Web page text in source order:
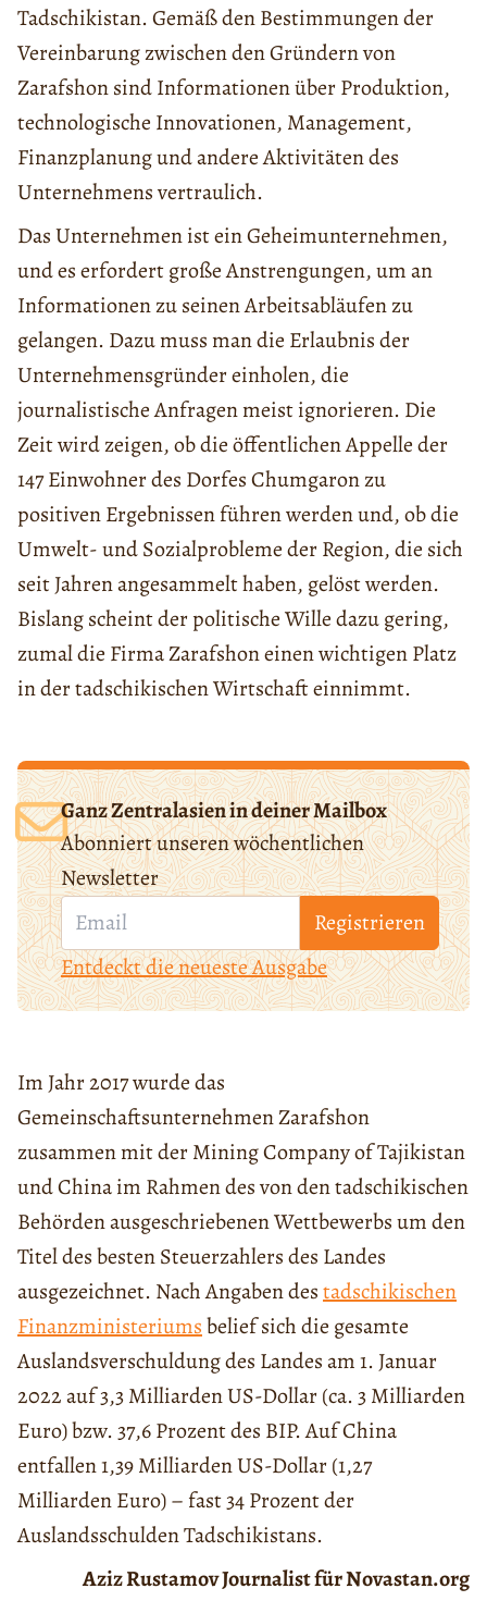
Tadschikistan. Gemäß den Bestimmungen der
Vereinbarung zwischen den Gründern von
Zarafshon sind Informationen über Produktion,
technologische Innovationen, Management,
Finanzplanung und andere Aktivitäten des
Unternehmens vertraulich.
Das Unternehmen ist ein Geheimunternehmen,
und es erfordert große Anstrengungen, um an
Informationen zu seinen Arbeitsabläufen zu
gelangen. Dazu muss man die Erlaubnis der
Unternehmensgründer einholen, die
journalistische Anfragen meist ignorieren. Die
Zeit wird zeigen, ob die öffentlichen Appelle der
147 Einwohner des Dorfes Chumgaron zu
positiven Ergebnissen führen werden und, ob die
Umwelt- und Sozialprobleme der Region, die sich
seit Jahren angesammelt haben, gelöst werden.
Bislang scheint der politische Wille dazu gering,
zumal die Firma Zarafshon einen wichtigen Platz
in der tadschikischen Wirtschaft einnimmt.
Ganz Zentralasien in deiner Mailbox
Abonniert unseren wöchentlichen
Newsletter
Registrieren
Entdeckt die neueste Ausgabe
Im Jahr 2017 wurde das
Gemeinschaftsunternehmen Zarafshon
zusammen mit der Mining Company of Tajikistan
und China im Rahmen des von den tadschikischen
Behörden ausgeschriebenen Wettbewerbs um den
Titel des besten Steuerzahlers des Landes
ausgezeichnet. Nach Angaben destadschikischen
Finanzministeriumsbelief sich die gesamte
Auslandsverschuldung des Landes am 1. Januar
2022 auf 3,3 Milliarden US-Dollar (ca. 3 Milliarden
Euro) bzw. 37,6 Prozent des BIP. Auf China
entfallen 1,39 Milliarden US-Dollar (1,27
Milliarden Euro) – fast 34 Prozent der
Auslandsschulden Tadschikistans.
Aziz Rustamov Journalist für Novastan.org